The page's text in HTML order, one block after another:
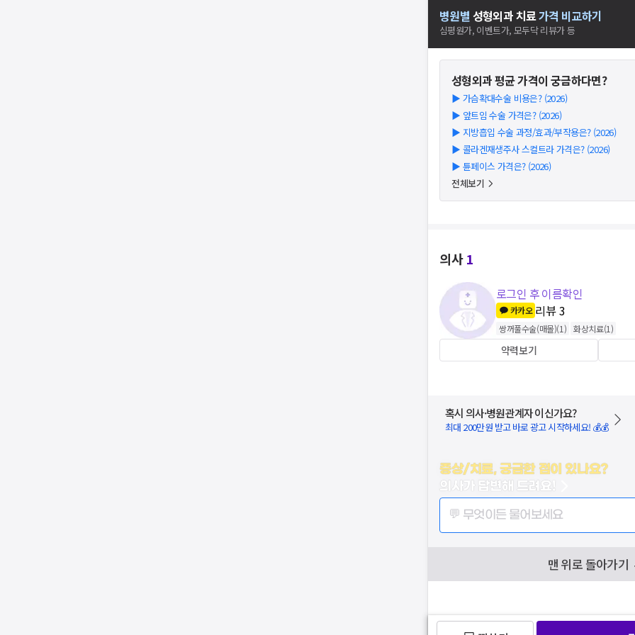
병원별 성형외과치료가격 비교하기
심평원가, 이벤트가, 모두닥 리뷰가 등
성형외과평균 가격이 궁금하다면?
▶ 가슴확대수술 비용은? (2026)
▶ 앞트임 수술 가격은? (2026)
▶ 지방흡입 수술 과정/효과/부작용은? (2026)
▶ 콜라겐재생주사 스컬트라 가격은? (2026)
▶ 튠페이스 가격은? (2026)
전체보기
의사1
로그인 후 이름확인
카카오 리뷰3
쌍꺼풀수술(매몰)(1) 화상치료(1)
약력보기
혹시 의사·병원관계자 이신가요?
최대 200만원 받고 바로 광고 시작하세요! 💰💰
증상/치료, 궁금한 점이 있나요?
의사가 답변해 드려요!
💬 무엇이든 물어보세요
맨 위로 돌아가기